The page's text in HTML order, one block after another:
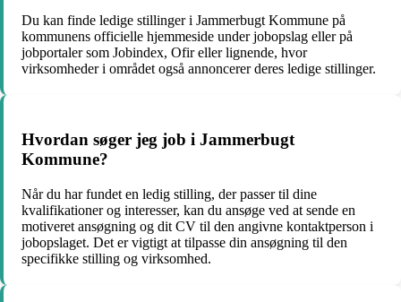
Du kan finde ledige stillinger i Jammerbugt Kommune på
kommunens officielle hjemmeside under jobopslag eller på
jobportaler som Jobindex, Ofir eller lignende, hvor
virksomheder i området også annoncerer deres ledige stillinger.
Hvordan søger jeg job i Jammerbugt
Kommune?
Når du har fundet en ledig stilling, der passer til dine
kvalifikationer og interesser, kan du ansøge ved at sende en
motiveret ansøgning og dit CV til den angivne kontaktperson i
jobopslaget. Det er vigtigt at tilpasse din ansøgning til den
specifikke stilling og virksomhed.